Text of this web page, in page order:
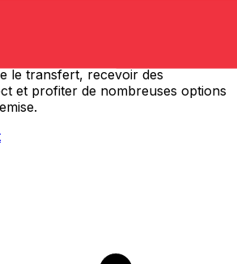
le transfert, recevoir des
et profiter de nombreuses options